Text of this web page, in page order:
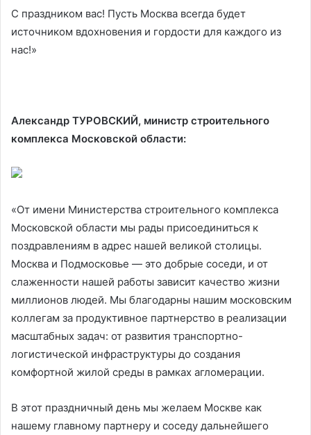
С праздником вас! Пусть Москва всегда будет
источником вдохновения и гордости для каждого из
нас!»
Александр ТУРОВСКИЙ, министр строительного
комплекса Московской области:
«От имени Министерства строительного комплекса
Московской области мы рады присоединиться к
поздравлениям в адрес нашей великой столицы.
Москва и Подмосковье — это добрые соседи, и от
слаженности нашей работы зависит качество жизни
миллионов людей. Мы благодарны нашим московским
коллегам за продуктивное партнерство в реализации
масштабных задач: от развития транспортно-
логистической инфраструктуры до создания
комфортной жилой среды в рамках агломерации.
В этот праздничный день мы желаем Москве как
нашему главному партнеру и соседу дальнейшего